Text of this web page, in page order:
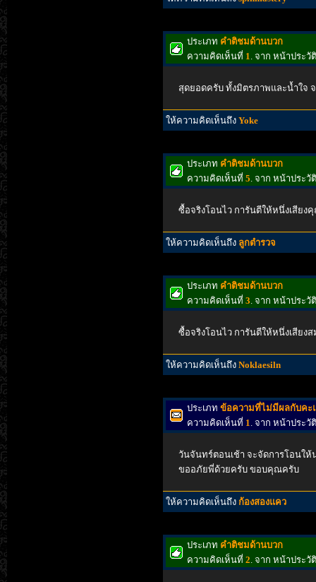
ประเภท คำติชมด้านบวก
ความคิดเห็นที่ 1. จาก หน้าประวั
สุดยอดครับ ทั้งมิตรภาพและน้ำใจ
ให้ความคิดเห็นถึง Yoke
ประเภท คำติชมด้านบวก
ความคิดเห็นที่ 5. จาก หน้าประวั
ซื้อจริงโอนไว การันตีให้หนึ่งเสียง
ให้ความคิดเห็นถึง ลูกตำรวจ
ประเภท คำติชมด้านบวก
ความคิดเห็นที่ 3. จาก หน้าประวั
ซื้อจริงโอนไว การันตีให้หนึ่งเสีย
ให้ความคิดเห็นถึง Noklaesiln
ประเภท ข้อความที่ไม่มีผลกับคะ
ความคิดเห็นที่ 1. จาก หน้าประวั
วันจันทร์ตอนเช้า จะจัดการโอนใ
ขออภัยพี่ด้วยครับ ขอบคุณครับ
ให้ความคิดเห็นถึง ก้องสองแคว
ประเภท คำติชมด้านบวก
ความคิดเห็นที่ 2. จาก หน้าประ